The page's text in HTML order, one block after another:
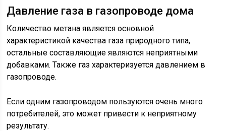
Давление газа в газопроводе дома
Количество метана является основной
характеристикой качества газа природного типа,
остальные составляющие являются неприятными
добавками. Также газ характеризуется давлением в
газопроводе.
Если одним газопроводом пользуются очень много
потребителей, это может привести к неприятному
результату.